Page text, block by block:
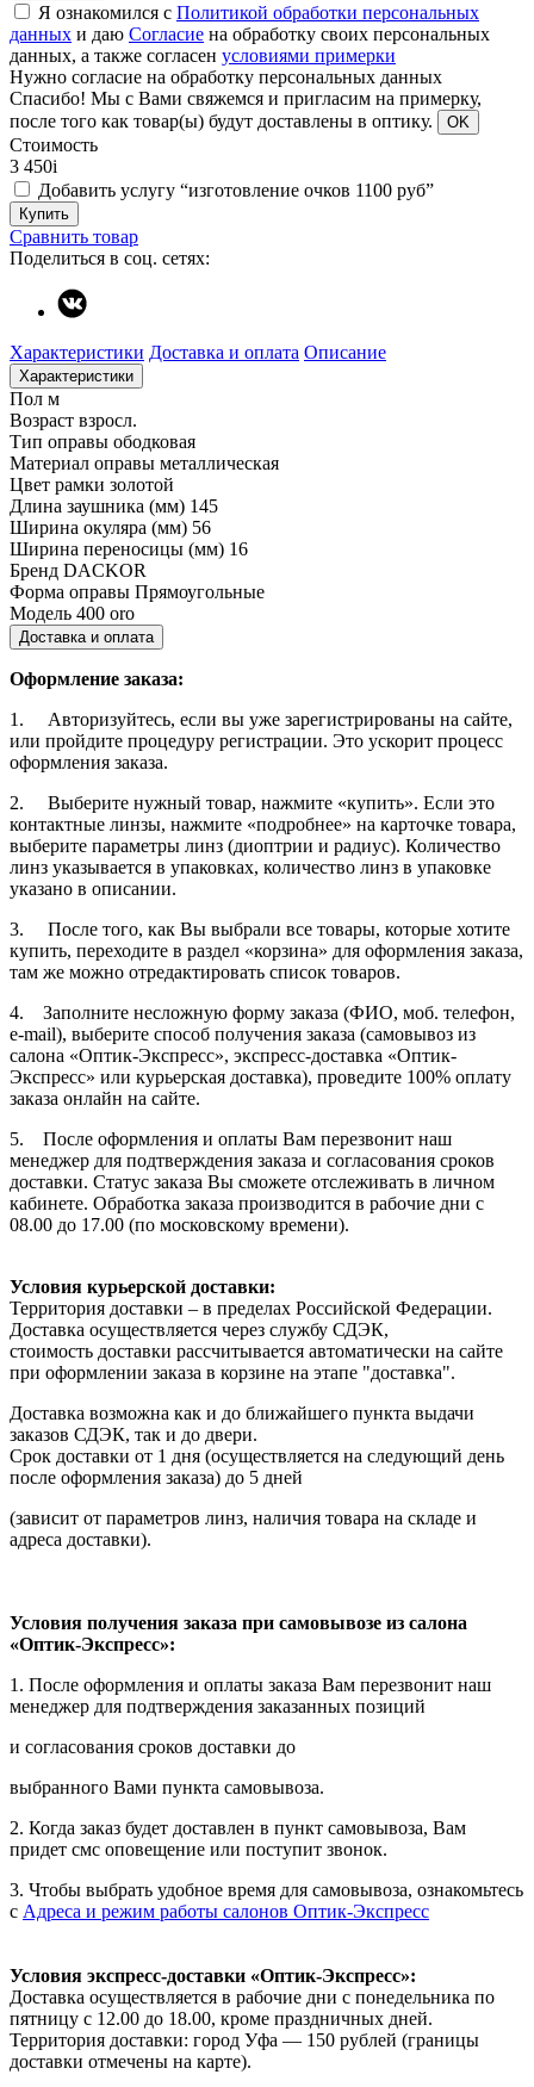
Я ознакомился с Политикой обработки персональных
данных и даю Согласие на обработку своих персональных
данных, а также согласен условиями примерки
Нужно согласие на обработку персональных данных
Спасибо! Мы с Вами свяжемся и пригласим на примерку,
после того как товар(ы) будут доставлены в оптику.
OK
Стоимость
3 450i
Добавить услугу “изготовление очков 1100 руб”
Купить
Сравнить товар
Поделиться в соц. сетях:
Характеристики Доставка и оплата Описание
Характеристики
Пол м
Возраст взросл.
Тип оправы ободковая
Материал оправы металлическая
Цвет рамки золотой
Длина заушника (мм) 145
Ширина окуляра (мм) 56
Ширина переносицы (мм) 16
Бренд DACKOR
Форма оправы Прямоугольные
Модель 400 oro
Доставка и оплата
Оформление заказа:
1. Авторизуйтесь, если вы уже зарегистрированы на сайте,
или пройдите процедуру регистрации. Это ускорит процесс
оформления заказа.
2. Выберите нужный товар, нажмите «купить». Если это
контактные линзы, нажмите «подробнее» на карточке товара,
выберите параметры линз (диоптрии и радиус). Количество
линз указывается в упаковках, количество линз в упаковке
указано в описании.
3. После того, как Вы выбрали все товары, которые хотите
купить, переходите в раздел «корзина» для оформления заказа,
там же можно отредактировать список товаров.
4. Заполните несложную форму заказа (ФИО, моб. телефон,
e-mail), выберите способ получения заказа (самовывоз из
салона «Оптик-Экспресс», экспресс-доставка «Оптик-
Экспресс» или курьерская доставка), проведите 100% оплату
заказа онлайн на сайте.
5. После оформления и оплаты Вам перезвонит наш
менеджер для подтверждения заказа и согласования сроков
доставки. Статус заказа Вы сможете отслеживать в личном
кабинете. Обработка заказа производится в рабочие дни с
08.00 до 17.00 (по московскому времени).
Условия курьерской доставки:
Территория доставки – в пределах Российской Федерации.
Доставка осуществляется через службу СДЭК,
стоимость доставки рассчитывается автоматически на сайте
при оформлении заказа в корзине на этапе "доставка".
Доставка возможна как и до ближайшего пункта выдачи
заказов СДЭК, так и до двери.
Срок доставки от 1 дня (осуществляется на следующий день
после оформления заказа) до 5 дней
(зависит от параметров линз, наличия товара на складе и
адреса доставки).
Условия получения заказа при самовывозе из салона
«Оптик-Экспресс»:
1. После оформления и оплаты заказа Вам перезвонит наш
менеджер для подтверждения заказанных позиций
и согласования сроков доставки до
выбранного Вами пункта самовывоза.
2. Когда заказ будет доставлен в пункт самовывоза, Вам
придет смс оповещение или поступит звонок.
3. Чтобы выбрать удобное время для самовывоза, ознакомьтесь
с Адреса и режим работы салонов Оптик-Экспресс
Условия экспресс-доставки «Оптик-Экспресс»:
Доставка осуществляется в рабочие дни с понедельника по
пятницу с 12.00 до 18.00, кроме праздничных дней.
Территория доставки: город Уфа — 150 рублей (границы
доставки отмечены на карте).